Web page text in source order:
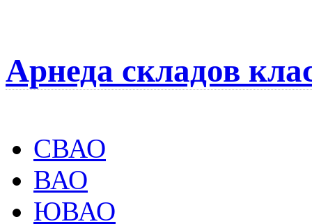
Арнеда складов
СВАО
ВАО
ЮВАО